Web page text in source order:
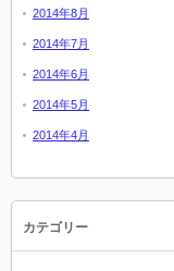
2014年8月
2014年7月
2014年6月
2014年5月
2014年4月
カテゴリー